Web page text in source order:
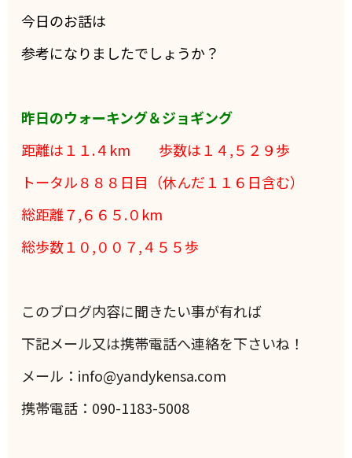
今日のお話は
参考になりましたでしょうか？
昨日のウォーキング＆ジョギング
距離は１１.４ km 歩数は１４,５２９歩
トータル８８８日目（休んだ１１６日含む）
総距離７,６６５.０km
総歩数１０,００７,４５５歩
このブログ内容に聞きたい事が有れば
下記メール又は携帯電話へ連絡を下さいね！
メール：info@yandykensa.com
携帯電話：090-1183-5008